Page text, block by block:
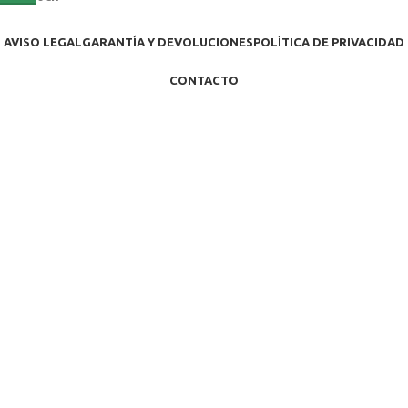
AVISO LEGALGARANTÍA Y DEVOLUCIONESPOLÍTICA DE PRIVACIDAD
CONTACTO